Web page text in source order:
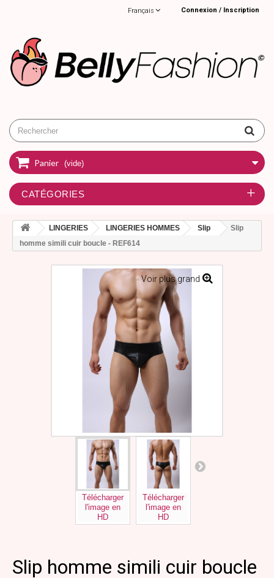
Connexion / Inscription
Français
Panier (vide)
CATÉGORIES
LINGERIES LINGERIES HOMMES Slip
Slip
homme simili cuir boucle - REF614
Voir plus grand
Télécharger
l'image en
HD
Télécharger
l'image en
HD
Slip homme simili cuir boucle